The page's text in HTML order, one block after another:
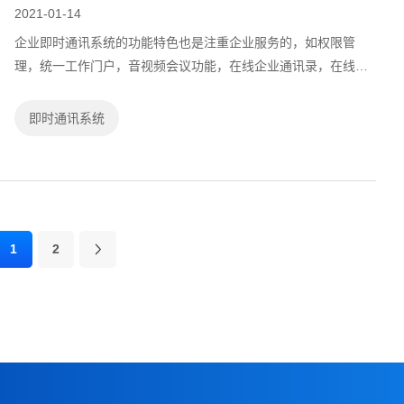
2021-01-14
企业即时通讯系统的功能特色也是注重企业服务的，如权限管
理，统一工作门户，音视频会议功能，在线企业通讯录，在线汇
企业更有效率的办公交流，而且在数据...
即时通讯系统
1 2